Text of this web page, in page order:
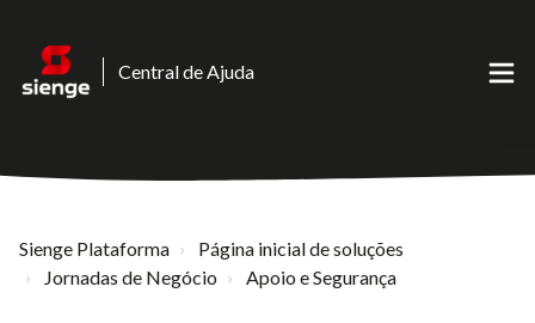
Central de Ajuda
Sienge Plataforma
Página inicial de soluções
Jornadas de Negócio
Apoio e Segurança